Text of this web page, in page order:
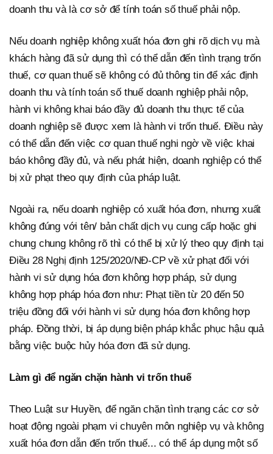
doanh thu và là cơ sở để tính toán số thuế phải nộp.
Nếu doanh nghiệp không xuất hóa đơn ghi rõ dịch vụ mà
khách hàng đã sử dụng thì có thể dẫn đến tình trạng trốn
thuế, cơ quan thuế sẽ không có đủ thông tin để xác định
doanh thu và tính toán số thuế doanh nghiệp phải nộp,
hành vi không khai báo đầy đủ doanh thu thực tế của
doanh nghiệp sẽ được xem là hành vi trốn thuế. Điều này
có thể dẫn đến việc cơ quan thuế nghi ngờ về việc khai
báo không đầy đủ, và nếu phát hiện, doanh nghiệp có thể
bị xử phạt theo quy định của pháp luật.
Ngoài ra, nếu doanh nghiệp có xuất hóa đơn, nhưng xuất
không đúng với tên/ bản chất dịch vụ cung cấp hoặc ghi
chung chung không rõ thì có thể bị xử lý theo quy định tại
Điều 28 Nghị định 125/2020/NĐ-CP về xử phạt đối với
hành vi sử dụng hóa đơn không hợp pháp, sử dụng
không hợp pháp hóa đơn như: Phạt tiền từ 20 đến 50
triệu đồng đối với hành vi sử dụng hóa đơn không hợp
pháp. Đồng thời, bị áp dụng biện pháp khắc phục hậu quả
bằng việc buộc hủy hóa đơn đã sử dụng.
Làm gì để ngăn chặn hành vi trốn thuế
Theo Luật sư Huyền, để ngăn chặn tình trạng các cơ sở
hoạt động ngoài phạm vi chuyên môn nghiệp vụ và không
xuất hóa đơn dẫn đến trốn thuế... có thể áp dụng một số